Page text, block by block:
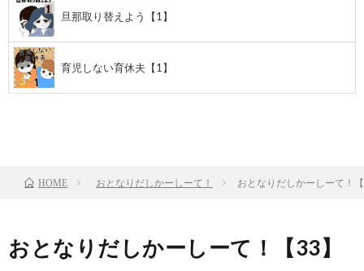
旦那取り替えよう【1】
育児しない育休夫【1】
HOME おとなりだしかーしーて！ おとなりだしかーしーて！
おとなりだしかーしーて！【33】